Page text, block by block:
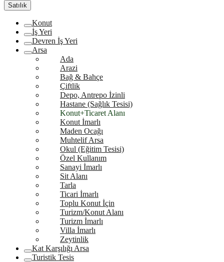
Satılık
Konut
İş Yeri
Devren İş Yeri
Arsa
Ada
Arazi
Bağ & Bahçe
Çiftlik
Depo, Antrepo İzinli
Hastane (Sağlık Tesisi)
Konut+Ticaret Alanı
Konut İmarlı
Maden Ocağı
Muhtelif Arsa
Okul (Eğitim Tesisi)
Özel Kullanım
Sanayi İmarlı
Sit Alanı
Tarla
Ticari İmarlı
Toplu Konut İçin
Turizm/Konut Alanı
Turizm İmarlı
Villa İmarlı
Zeytinlik
Kat Karşılığı Arsa
Turistik Tesis